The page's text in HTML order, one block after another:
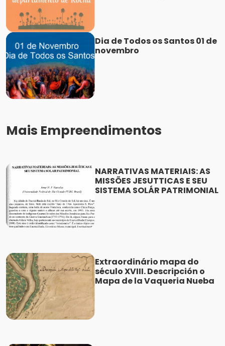
Dia de Todos os Santos 01 de
novembro
Mais Empreendimentos
NARRATIVAS MATERIAIS: AS
MISSÕES JESUTTICAS E SEU
SISTEMA SOLÁR PATRIMONIAL
Extraordinário mapa do
século XVIII. Descripción o
Mapa de la Vaqueria Nueba